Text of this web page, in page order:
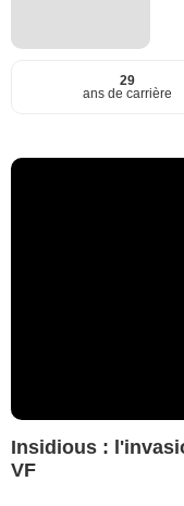
29
ans de carrière
Insidious :
VF